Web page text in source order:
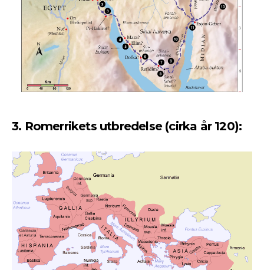
3. Romerrikets utbredelse (cirka år 120):